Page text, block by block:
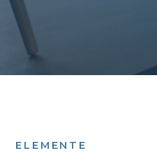
ELEMENTE